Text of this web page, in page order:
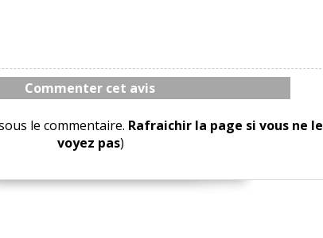
Commenter cet avis
le commentaire. Rafraichir la page si vous ne le
voyez pas)